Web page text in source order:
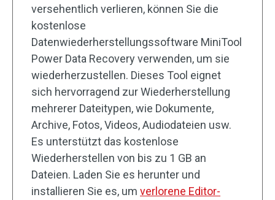
versehentlich verlieren, können Sie die
kostenlose
Datenwiederherstellungssoftware MiniTool
Power Data Recovery verwenden, um sie
wiederherzustellen. Dieses Tool eignet
sich hervorragend zur Wiederherstellung
mehrerer Dateitypen, wie Dokumente,
Archive, Fotos, Videos, Audiodateien usw.
Es unterstützt das kostenlose
Wiederherstellen von bis zu 1 GB an
Dateien. Laden Sie es herunter und
installieren Sie es, um verlorene Editor-